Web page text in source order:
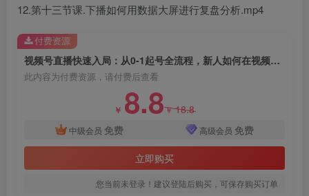
12.第十三节课.下播如何用数据大屏进行复盘分析.mp4
视频号直播快速入局：从0-1起号全流程，新人如何在视频号掘金
此内容为付费资源，请付费后查看
￥ 8.8￥18.8
中级会员 免费 高级会员 免费
立即购买
您当前未登录！建议登陆后购买，可保存购买订单
付费资源